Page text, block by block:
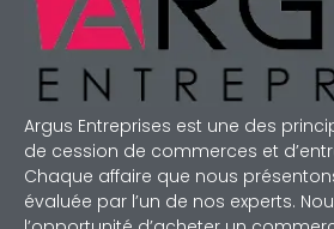
Argus Entreprises est une des
de cession de commerces et
Chaque affaire que nous
évaluée par l’un de nos experts.